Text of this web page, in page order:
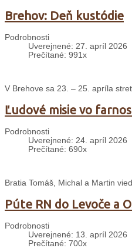
Brehov: Deň kustódie
Podrobnosti
Uverejnené: 27. apríl 2026
Prečítané: 991x
V Brehove sa 23. – 25. apríla
Ľudové misie vo
Podrobnosti
Uverejnené: 24. apríl 2026
Prečítané: 690x
Bratia Tomáš, Michal a Martin
Púte RN do Levoče a
Podrobnosti
Uverejnené: 13. apríl 2026
Prečítané: 700x